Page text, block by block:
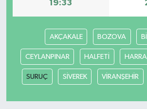
19:33
AKÇAKALE BOZOVA
CEYLANPINAR HALFETİ
SURUÇ SİVEREK VİRANŞEHİR
TÜRKİYE'DE TREND HABERLER
ÖZEL HABER